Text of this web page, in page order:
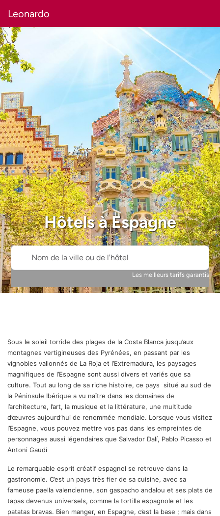
Leonardo
Hôtels àEspagne
Nom de la ville ou de l'hôtel
Les meilleurs tarifs garantis
Sous le soleil torride des plages de la Costa Blanca jusqu’aux
montagnes vertigineuses des Pyrénées, en passant par les
vignobles vallonnés de La Roja et l’Extremadura, les paysages
magnifiques de l’Espagne sont aussi divers et variés que sa
culture. Tout au long de sa riche histoire, ce pays situé au sud de
la Péninsule Ibérique a vu naître dans les domaines de
l’architecture, l’art, la musique et la littérature, une multitude
d’œuvres aujourd’hui de renommée mondiale. Lorsque vous visitez
l’Espagne, vous pouvez mettre vos pas dans les empreintes de
personnages aussi légendaires que Salvador Dalí, Pablo Picasso et
Antoni Gaudí
Le remarquable esprit créatif espagnol se retrouve dans la
gastronomie. C’est un pays très fier de sa cuisine, avec sa
fameuse paella valencienne, son gaspacho andalou et ses plats de
tapas devenus universels, comme la tortilla espagnole et les
patatas bravas. Bien manger, en Espagne, c’est la base ; mais dans